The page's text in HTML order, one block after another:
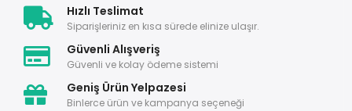
Hızlı Teslimat
Siparişleriniz en kısa sürede elinize ulaşır.
Güvenli Alışveriş
Güvenli ve kolay ödeme sistemi
Geniş Ürün Yelpazesi
Binlerce ürün ve kampanya seçeneği